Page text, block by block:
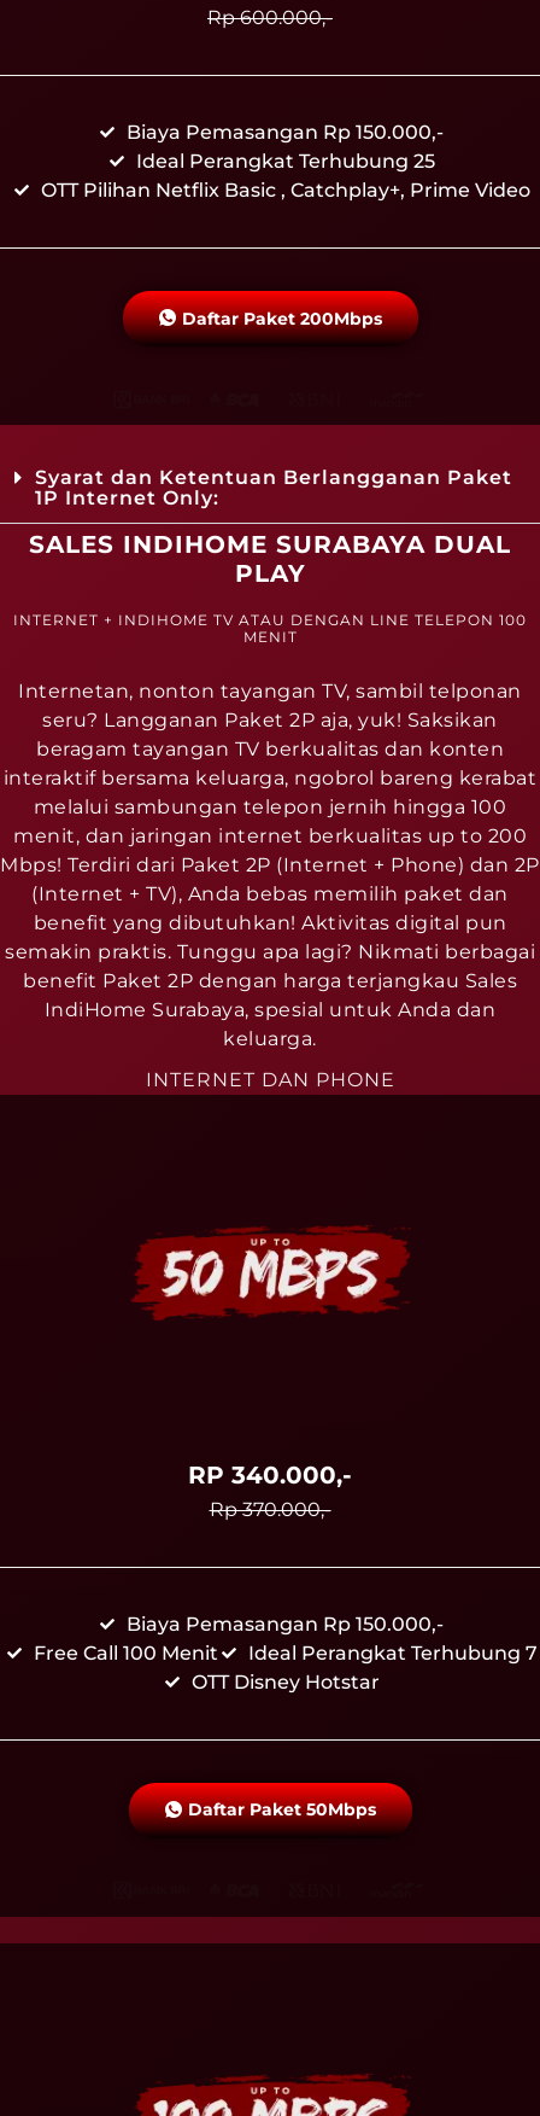
Rp 600.000,-
Biaya Pemasangan Rp 150.000,-
Ideal Perangkat Terhubung 25
OTT Pilihan Netflix Basic , Catchplay+, Prime Video
Daftar Paket 200Mbps
Syarat dan Ketentuan Berlangganan Paket
1P Internet Only:
SALES INDIHOME SURABAYA DUAL
PLAY
INTERNET + INDIHOME TV ATAU DENGAN LINE TELEPON 100
MENIT
Internetan, nonton tayangan TV, sambil telponan
seru? Langganan Paket 2P aja, yuk! Saksikan
beragam tayangan TV berkualitas dan konten
interaktif bersama keluarga, ngobrol bareng kerabat
melalui sambungan telepon jernih hingga 100
menit, dan jaringan internet berkualitas up to 200
Mbps! Terdiri dari Paket 2P (Internet + Phone) dan 2P
(Internet + TV), Anda bebas memilih paket dan
benefit yang dibutuhkan! Aktivitas digital pun
semakin praktis. Tunggu apa lagi? Nikmati berbagai
benefit Paket 2P dengan harga terjangkau Sales
IndiHome Surabaya, spesial untuk Anda dan
keluarga.
INTERNET DAN PHONE
RP 340.000,-
Rp 370.000,-
Biaya Pemasangan Rp 150.000,-
Free Call 100 Menit
Ideal Perangkat Terhubung 7
OTT Disney Hotstar
Daftar Paket 50Mbps